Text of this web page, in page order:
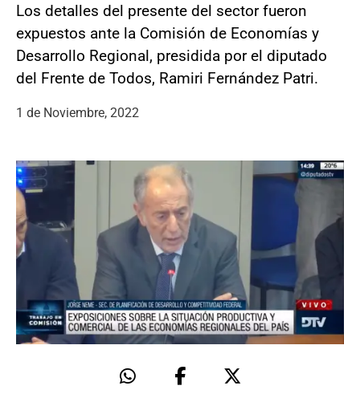
Los detalles del presente del sector fueron
expuestos ante la Comisión de Economías y
Desarrollo Regional, presidida por el diputado
del Frente de Todos, Ramiri Fernández Patri.
1 de Noviembre, 2022